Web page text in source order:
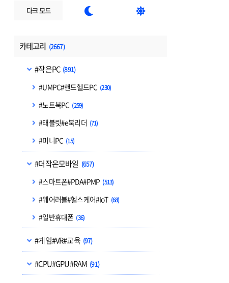
다크 모드  
카테고리 (2667)
#작은PC (891)
#UMPC#핸드헬드PC (230)
#노트북PC (259)
#태블릿#e북리더 (71)
#미니PC (15)
#더작은모바일 (657)
#스마트폰#PDA#PMP (513)
#웨어러블#헬스케어#IoT (68)
#일반휴대폰 (36)
#게임#VR#교육 (97)
#CPU#GPU#RAM (91)